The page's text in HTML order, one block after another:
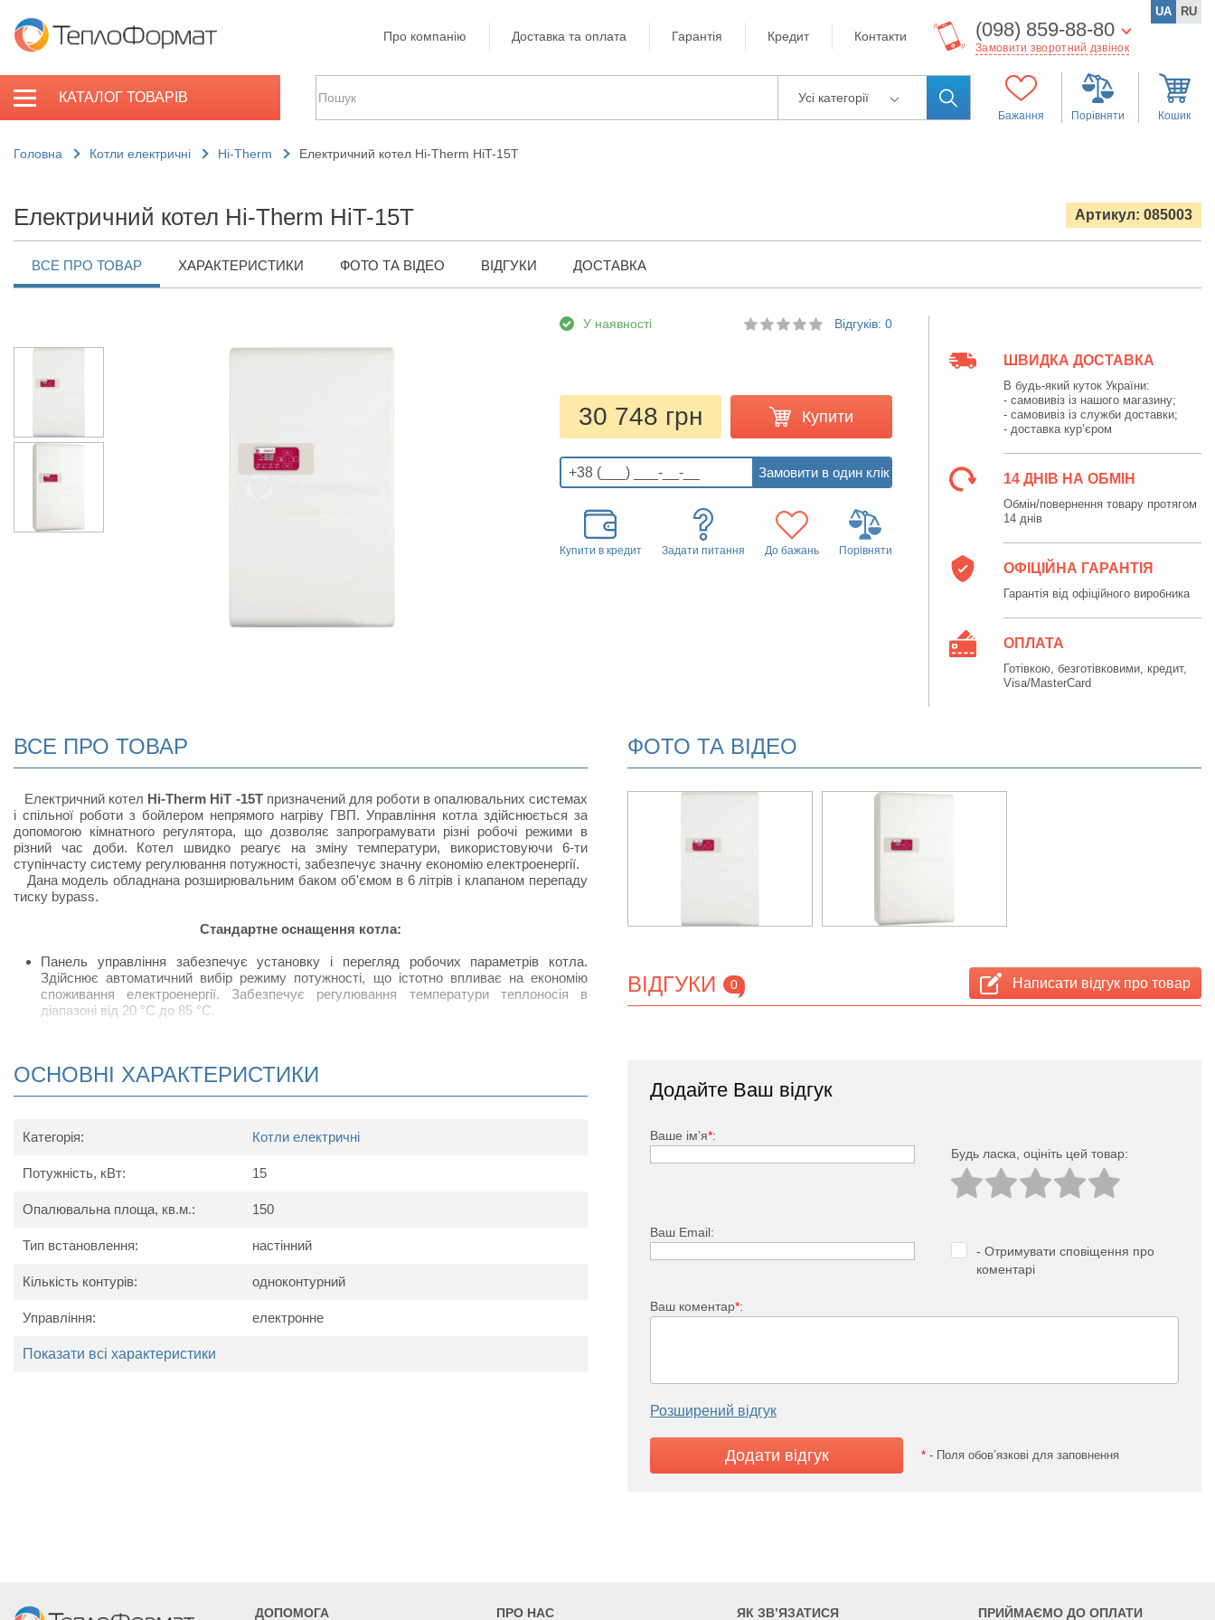
Про компанію Доставка та оплата Гарантія Кредит Контакти (098) 859-88-80
Замовити зворотний дзвінок
UA RU
КАТАЛОГ ТОВАРІВ Усі категорії
Бажання Порівняти Кошик
Головна Котли електричні Hi-Therm Електричний котел Hi-Therm HiT-15T
Електричний котел Hi-Therm HiT-15T Артикул: 085003
ВСЕ ПРО ТОВАР ХАРАКТЕРИСТИКИ ФОТО ТА ВІДЕО ВІДГУКИ ДОСТАВКА
У наявності Відгуків: 0
30 748 грн Купити
Купити в кредит Задати питання До бажань Порівняти
ШВИДКА ДОСТАВКА
В будь-який куток України:
- самовивіз із нашого магазину;
- самовивіз із служби доставки;
- доставка кур’єром
14 ДНІВ НА ОБМІН
Обмін/повернення товару протягом
14 днів
ОФІЦІЙНА ГАРАНТІЯ
Гарантія від офіційного виробника
ОПЛАТА
Готівкою, безготівковими, кредит,
Visa/MasterCard
ВСЕ ПРО ТОВАР
Електричний котел Hi-Therm HiT -15Tпризначений для роботи в опалювальних системах
і спільної роботи з бойлером непрямого нагріву ГВП. Управління котла здійснюється за
допомогою кімнатного регулятора, що дозволяє запрограмувати різні робочі режими в
різний час доби. Котел швидко реагує на зміну температури, використовуючи 6-ти
ступінчасту систему регулювання потужності, забезпечує значну економію електроенергії.
Дана модель обладнана розширювальним баком об'ємом в 6 літрів і клапаном перепаду
тиску bypass.
Стандартне оснащення котла:
Панель управління забезпечує установку і перегляд робочих параметрів котла.
Здійснює автоматичний вибір режиму потужності, що істотно впливає на економію
споживання електроенергії. Забезпечує регулювання температури теплоносія в
діапазоні від 20 °C до 85 °C.
Охороняє нагрівальний вузол і електронні елементи котла від виходу з ладу.
Автоматичний водухоотводчік.
Номінальна напруга
струму
Мінімальний перетин проводів живлення
ОСНОВНІ ХАРАКТЕРИСТИКИ
Категорія: Котли електричні
Потужність, кВт: 15
Опалювальна площа, кв.м.: 150
Тип встановлення: настінний
Кількість контурів: одноконтурний
Управління: електронне
Показати всі характеристики
ФОТО ТА ВІДЕО
ВІДГУКИ 0 Написати відгук про товар
Додайте Ваш відгук
Ваше ім’я*:
Будь ласка, оцініть цей товар:
Ваш Email:
- Отримувати сповіщення про
коментарі
Ваш коментар*:
Розширений відгук
* - Поля обов’язкові для заповнення
ДОПОМОГА ПРО НАС ЯК ЗВ’ЯЗАТИСЯ ПРИЙМАЄМО ДО ОПЛАТИ